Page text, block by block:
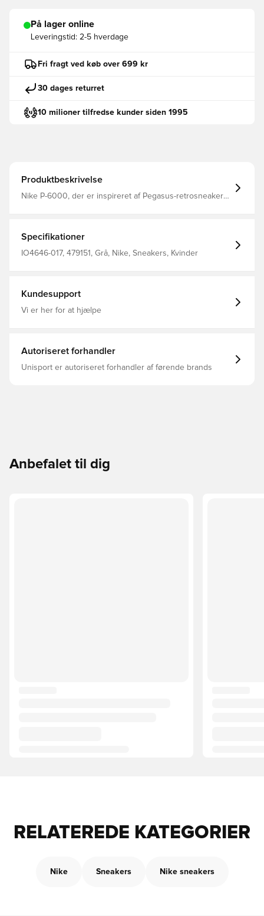
På lager online
Leveringstid: 2-5 hverdage
Fri fragt ved køb over 699 kr
30 dages returret
10 milioner tilfredse kunder siden 1995
Produktbeskrivelse
Nike P-6000, der er inspireret af Pegasus-retrosneakers,
den perfekte blanding af opsigtsvækkende looks og
letvægtskomfort.
Specifikationer
IO4646-017, 479151, Grå, Nike, Sneakers, Kvinder
Kundesupport
Vi er her for at hjælpe
Autoriseret forhandler
Unisport er autoriseret forhandler af førende brands
Anbefalet til dig
RELATEREDE KATEGORIER
Nike Sneakers Nike sneakers